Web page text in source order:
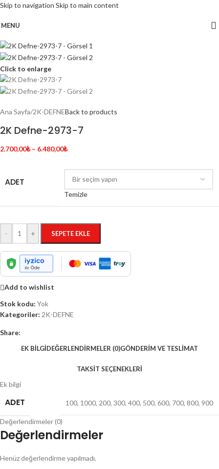
Skip to navigation Skip to main content
MENU
Click to enlarge
Ana Sayfa/2K-DEFNEBack to products
2K Defne-2973-7
2.700,00₺ – 6.480,00₺
ADET
Temizle
- + SEPETE EKLE
Add to wishlist
Stok kodu: Yok
Kategoriler: 2K-DEFNE
Share:
EK BILGIDEĞERLENDIRMELER (0)GÖNDERIM VE TESLIMAT
TAKSIT SEÇENEKLERI
Ek bilgi
ADET 100, 1000, 200, 300, 400, 500, 600, 700, 800, 900
Değerlendirmeler (0)
Değerlendirmeler
Henüz değerlendirme yapılmadı.